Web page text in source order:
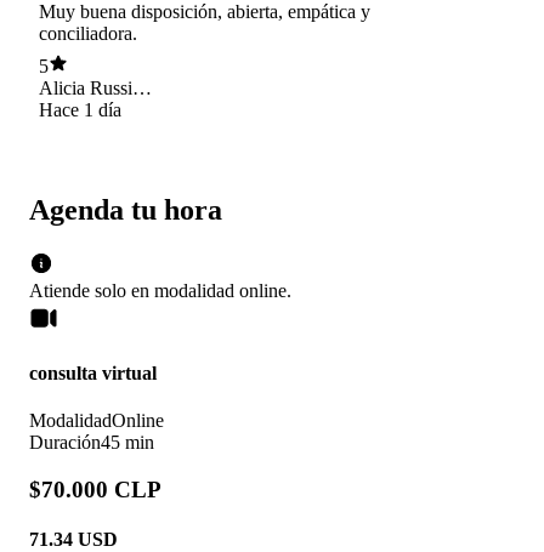
Muy buena disposición, abierta, empática y
conciliadora.
5
Alicia Russi
Brodske
Hace 1 día
Agenda tu hora
Atiende solo en modalidad online.
consulta virtual
ModalidadOnline
Duración45 min
$70.000 CLP
71.34 USD